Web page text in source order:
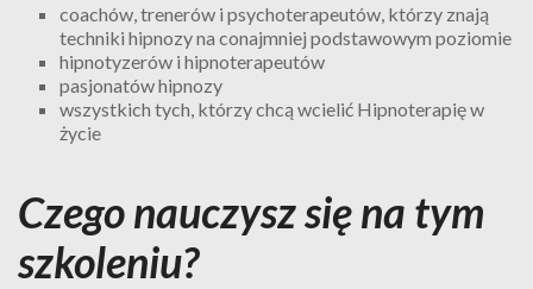
coachów, trenerów i psychoterapeutów, którzy znają
techniki hipnozy na conajmniej podstawowym poziomie
hipnotyzerów i hipnoterapeutów
pasjonatów hipnozy
wszystkich tych, którzy chcą wcielić Hipnoterapię w
życie
Czego nauczysz się na tym
szkoleniu?